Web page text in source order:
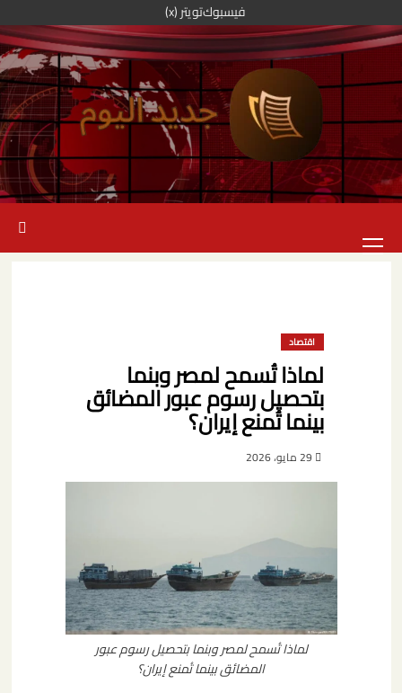
إلى
المحتوى
فيسبوكتويتر (x)
الرئيسية
اقتصاد
لماذا تُسمح لمصر وبنما
بتحصيل رسوم عبور المضائق
بينما تُمنع إيران؟
29 مايو، 2026
لماذا تُسمح لمصر وبنما بتحصيل رسوم عبور
المضائق بينما تُمنع إيران؟